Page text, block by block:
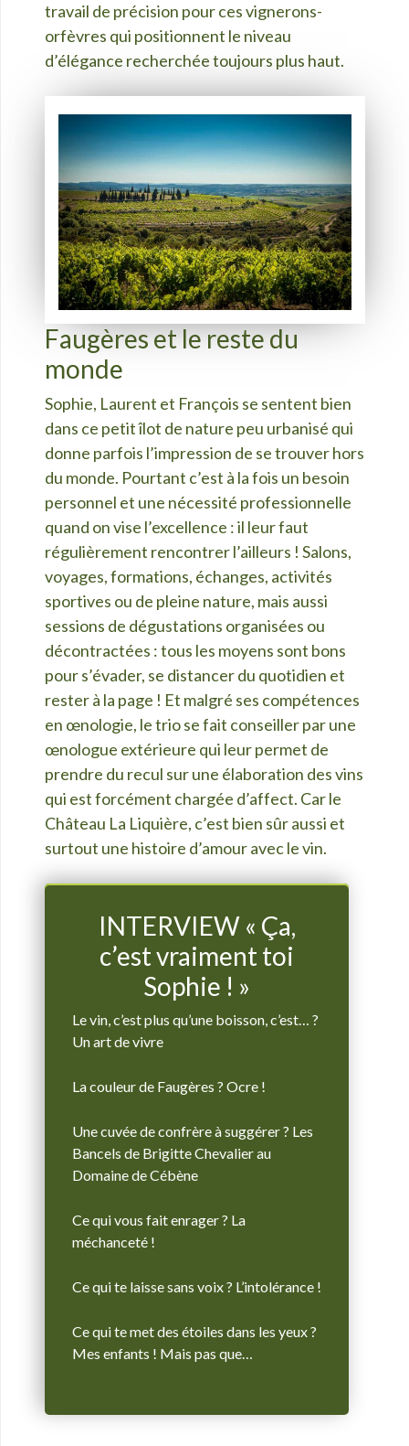
travail de précision pour ces vignerons-
orfèvres qui positionnent le niveau
d’élégance recherchée toujours plus haut.
Faugères et le reste du
monde
Sophie, Laurent et François se sentent bien
dans ce petit îlot de nature peu urbanisé qui
donne parfois l’impression de se trouver hors
du monde. Pourtant c’est à la fois un besoin
personnel et une nécessité professionnelle
quand on vise l’excellence : il leur faut
régulièrement rencontrer l’ailleurs ! Salons,
voyages, formations, échanges, activités
sportives ou de pleine nature, mais aussi
sessions de dégustations organisées ou
décontractées : tous les moyens sont bons
pour s’évader, se distancer du quotidien et
rester à la page ! Et malgré ses compétences
en œnologie, le trio se fait conseiller par une
œnologue extérieure qui leur permet de
prendre du recul sur une élaboration des vins
qui est forcément chargée d’affect. Car le
Château La Liquière, c’est bien sûr aussi et
surtout une histoire d’amour avec le vin.
INTERVIEW « Ça,
c’est vraiment toi
Sophie ! »
Le vin, c’est plus qu’une boisson, c’est… ?
Un art de vivre
La couleur de Faugères ? Ocre !
Une cuvée de confrère à suggérer ? Les
Bancels de Brigitte Chevalier au
Domaine de Cébène
Ce qui vous fait enrager ? La
méchanceté !
Ce qui te laisse sans voix ? L’intolérance !
Ce qui te met des étoiles dans les yeux ?
Mes enfants ! Mais pas que…